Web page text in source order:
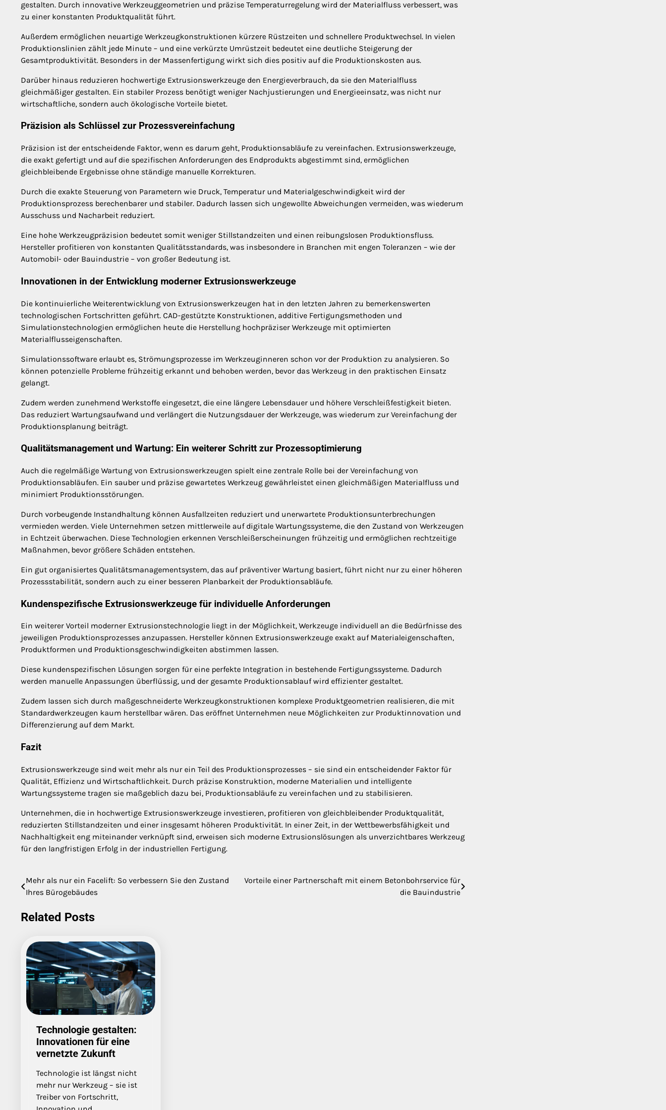
gestalten. Durch innovative Werkzeuggeometrien und präzise Temperaturregelung wird der Materialfluss verbessert, was
zu einer konstanten Produktqualität führt.
Außerdem ermöglichen neuartige Werkzeugkonstruktionen kürzere Rüstzeiten und schnellere Produktwechsel. In vielen
Produktionslinien zählt jede Minute – und eine verkürzte Umrüstzeit bedeutet eine deutliche Steigerung der
Gesamtproduktivität. Besonders in der Massenfertigung wirkt sich dies positiv auf die Produktionskosten aus.
Darüber hinaus reduzieren hochwertige Extrusionswerkzeuge den Energieverbrauch, da sie den Materialfluss
gleichmäßiger gestalten. Ein stabiler Prozess benötigt weniger Nachjustierungen und Energieeinsatz, was nicht nur
wirtschaftliche, sondern auch ökologische Vorteile bietet.
Präzision als Schlüssel zur Prozessvereinfachung
Präzision ist der entscheidende Faktor, wenn es darum geht, Produktionsabläufe zu vereinfachen. Extrusionswerkzeuge,
die exakt gefertigt und auf die spezifischen Anforderungen des Endprodukts abgestimmt sind, ermöglichen
gleichbleibende Ergebnisse ohne ständige manuelle Korrekturen.
Durch die exakte Steuerung von Parametern wie Druck, Temperatur und Materialgeschwindigkeit wird der
Produktionsprozess berechenbarer und stabiler. Dadurch lassen sich ungewollte Abweichungen vermeiden, was wiederum
Ausschuss und Nacharbeit reduziert.
Eine hohe Werkzeugpräzision bedeutet somit weniger Stillstandzeiten und einen reibungslosen Produktionsfluss.
Hersteller profitieren von konstanten Qualitätsstandards, was insbesondere in Branchen mit engen Toleranzen – wie der
Automobil- oder Bauindustrie – von großer Bedeutung ist.
Innovationen in der Entwicklung moderner Extrusionswerkzeuge
Die kontinuierliche Weiterentwicklung von Extrusionswerkzeugen hat in den letzten Jahren zu bemerkenswerten
technologischen Fortschritten geführt. CAD-gestützte Konstruktionen, additive Fertigungsmethoden und
Simulationstechnologien ermöglichen heute die Herstellung hochpräziser Werkzeuge mit optimierten
Materialflusseigenschaften.
Simulationssoftware erlaubt es, Strömungsprozesse im Werkzeuginneren schon vor der Produktion zu analysieren. So
können potenzielle Probleme frühzeitig erkannt und behoben werden, bevor das Werkzeug in den praktischen Einsatz
gelangt.
Zudem werden zunehmend Werkstoffe eingesetzt, die eine längere Lebensdauer und höhere Verschleißfestigkeit bieten.
Das reduziert Wartungsaufwand und verlängert die Nutzungsdauer der Werkzeuge, was wiederum zur Vereinfachung der
Produktionsplanung beiträgt.
Qualitätsmanagement und Wartung: Ein weiterer Schritt zur Prozessoptimierung
Auch die regelmäßige Wartung von Extrusionswerkzeugen spielt eine zentrale Rolle bei der Vereinfachung von
Produktionsabläufen. Ein sauber und präzise gewartetes Werkzeug gewährleistet einen gleichmäßigen Materialfluss und
minimiert Produktionsstörungen.
Durch vorbeugende Instandhaltung können Ausfallzeiten reduziert und unerwartete Produktionsunterbrechungen
vermieden werden. Viele Unternehmen setzen mittlerweile auf digitale Wartungssysteme, die den Zustand von Werkzeugen
in Echtzeit überwachen. Diese Technologien erkennen Verschleißerscheinungen frühzeitig und ermöglichen rechtzeitige
Maßnahmen, bevor größere Schäden entstehen.
Ein gut organisiertes Qualitätsmanagementsystem, das auf präventiver Wartung basiert, führt nicht nur zu einer höheren
Prozessstabilität, sondern auch zu einer besseren Planbarkeit der Produktionsabläufe.
Kundenspezifische Extrusionswerkzeuge für individuelle Anforderungen
Ein weiterer Vorteil moderner Extrusionstechnologie liegt in der Möglichkeit, Werkzeuge individuell an die Bedürfnisse des
jeweiligen Produktionsprozesses anzupassen. Hersteller können Extrusionswerkzeuge exakt auf Materialeigenschaften,
Produktformen und Produktionsgeschwindigkeiten abstimmen lassen.
Diese kundenspezifischen Lösungen sorgen für eine perfekte Integration in bestehende Fertigungssysteme. Dadurch
werden manuelle Anpassungen überflüssig, und der gesamte Produktionsablauf wird effizienter gestaltet.
Zudem lassen sich durch maßgeschneiderte Werkzeugkonstruktionen komplexe Produktgeometrien realisieren, die mit
Standardwerkzeugen kaum herstellbar wären. Das eröffnet Unternehmen neue Möglichkeiten zur Produktinnovation und
Differenzierung auf dem Markt.
Fazit
Extrusionswerkzeuge sind weit mehr als nur ein Teil des Produktionsprozesses – sie sind ein entscheidender Faktor für
Qualität, Effizienz und Wirtschaftlichkeit. Durch präzise Konstruktion, moderne Materialien und intelligente
Wartungssysteme tragen sie maßgeblich dazu bei, Produktionsabläufe zu vereinfachen und zu stabilisieren.
Unternehmen, die in hochwertige Extrusionswerkzeuge investieren, profitieren von gleichbleibender Produktqualität,
reduzierten Stillstandzeiten und einer insgesamt höheren Produktivität. In einer Zeit, in der Wettbewerbsfähigkeit und
Nachhaltigkeit eng miteinander verknüpft sind, erweisen sich moderne Extrusionslösungen als unverzichtbares Werkzeug
für den langfristigen Erfolg in der industriellen Fertigung.
Post
navigation
Mehr als nur ein Facelift: So verbessern Sie den Zustand
Ihres Bürogebäudes
Vorteile einer Partnerschaft mit einem Betonbohrservice für
die Bauindustrie
Related Posts
Technologie gestalten:
Innovationen für eine
vernetzte Zukunft
Technologie ist längst nicht
mehr nur Werkzeug – sie ist
Treiber von Fortschritt,